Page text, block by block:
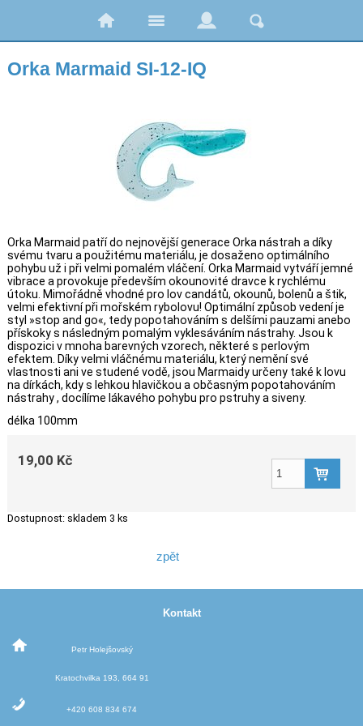
Orka Marmaid SI-12-IQ
Orka Marmaid patří do nejnovější generace Orka nástrah a díky
svému tvaru a použitému materiálu, je dosaženo optimálního
pohybu už i při velmi pomalém vláčení. Orka Marmaid vytváří jemné
vibrace a provokuje především okounovité dravce k rychlému
útoku. Mimořádně vhodné pro lov candátů, okounů, bolenů a štik,
velmi efektivní při mořském rybolovu! Optimální způsob vedení je
styl »stop and go«, tedy popotahováním s delšími pauzami anebo
přískoky s následným pomalým vyklesáváním nástrahy. Jsou k
dispozici v mnoha barevných vzorech, některé s perlovým
efektem. Díky velmi vláčnému materiálu, který nemění své
vlastnosti ani ve studené vodě, jsou Marmaidy určeny také k lovu
na dírkách, kdy s lehkou hlavičkou a občasným popotahováním
nástrahy , docílíme lákavého pohybu pro pstruhy a siveny.
délka 100mm
19,00 Kč
Dostupnost: skladem 3 ks
zpět
Kontakt
Petr Holejšovský
Kratochvilka 193, 664 91
+420 608 834 674